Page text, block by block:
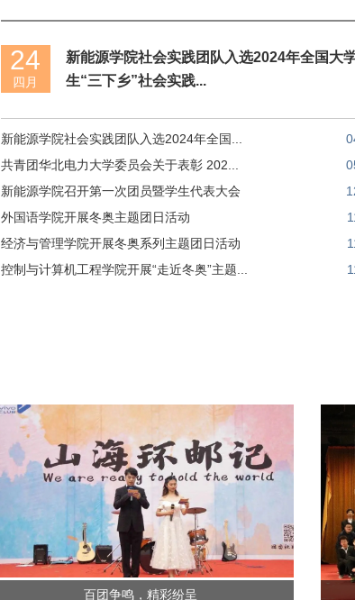
24
四月
新能源学院社会实践团队入选2024年全国大
生“三下乡”社会实践...
新能源学院社会实践团队入选2024年全国...
共青团华北电力大学委员会关于表彰 202...
新能源学院召开第一次团员暨学生代表大会
外国语学院开展冬奥主题团日活动
经济与管理学院开展冬奥系列主题团日活动
控制与计算机工程学院开展“走近冬奥”主题...
百团争鸣，精彩纷呈